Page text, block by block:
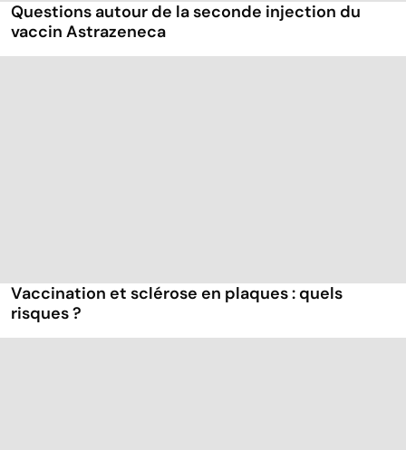
Questions autour de la seconde injection du
vaccin Astrazeneca
Vaccination et sclérose en plaques : quels
risques ?